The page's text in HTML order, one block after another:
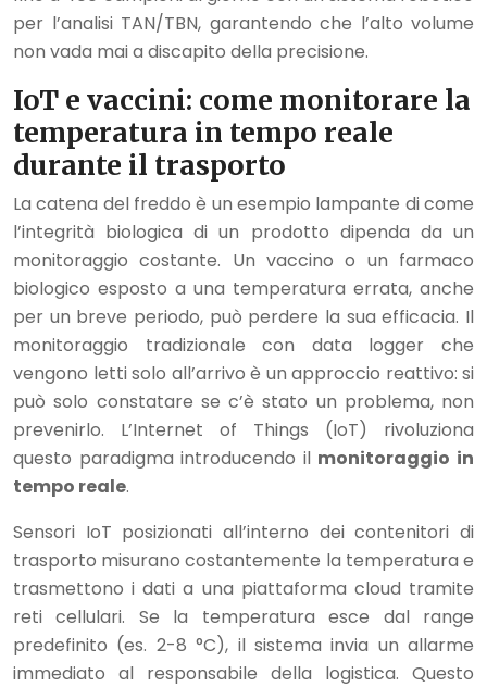
per l’analisi TAN/TBN, garantendo che l’alto volume
non vada mai a discapito della precisione.
IoT e vaccini: come monitorare la
temperatura in tempo reale
durante il trasporto
La catena del freddo è un esempio lampante di come
l’integrità biologica di un prodotto dipenda da un
monitoraggio costante. Un vaccino o un farmaco
biologico esposto a una temperatura errata, anche
per un breve periodo, può perdere la sua efficacia. Il
monitoraggio tradizionale con data logger che
vengono letti solo all’arrivo è un approccio reattivo: si
può solo constatare se c’è stato un problema, non
prevenirlo. L’Internet of Things (IoT) rivoluziona
questo paradigma introducendo il monitoraggio in
tempo reale.
Sensori IoT posizionati all’interno dei contenitori di
trasporto misurano costantemente la temperatura e
trasmettono i dati a una piattaforma cloud tramite
reti cellulari. Se la temperatura esce dal range
predefinito (es. 2-8 °C), il sistema invia un allarme
immediato al responsabile della logistica. Questo